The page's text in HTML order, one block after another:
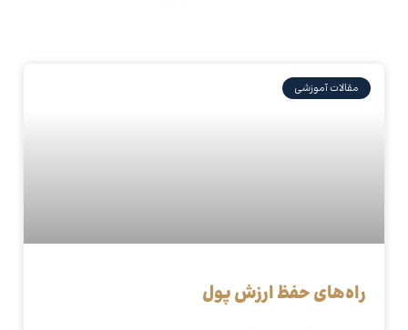
مقالات آموزشی
راه‌های حفظ ارزش پول